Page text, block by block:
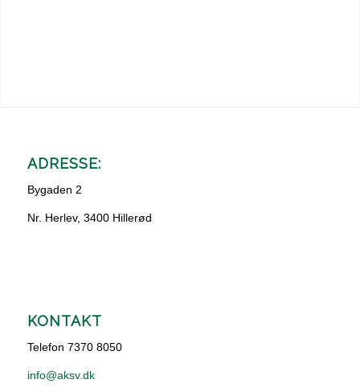
ADRESSE:
Bygaden 2
Nr. Herlev, 3400 Hillerød
KONTAKT
Telefon 7370 8050
info@aksv.dk